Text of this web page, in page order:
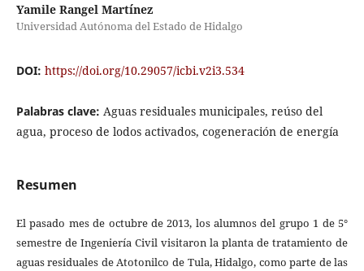
Yamile Rangel Martínez
Universidad Autónoma del Estado de Hidalgo
DOI: https://doi.org/10.29057/icbi.v2i3.534
Palabras clave: Aguas residuales municipales, reúso del
agua, proceso de lodos activados, cogeneración de energía
Resumen
El pasado mes de octubre de 2013, los alumnos del grupo 1 de 5°
semestre de Ingeniería Civil visitaron la planta de tratamiento de
aguas residuales de Atotonilco de Tula, Hidalgo, como parte de las